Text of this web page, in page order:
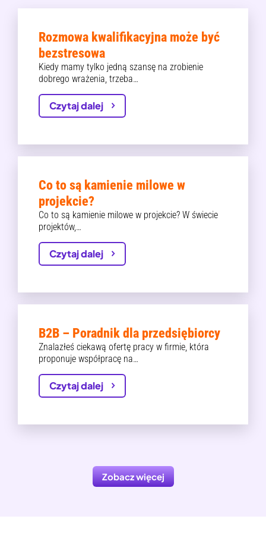
Rozmowa kwalifikacyjna może być
bezstresowa
Kiedy mamy tylko jedną szansę na zrobienie
dobrego wrażenia, trzeba…
Czytaj dalej
Co to są kamienie milowe w
projekcie?
Co to są kamienie milowe w projekcie? W świecie
projektów,…
Czytaj dalej
B2B – Poradnik dla przedsiębiorcy
Znalazłeś ciekawą ofertę pracy w firmie, która
proponuje współpracę na…
Czytaj dalej
Zobacz więcej